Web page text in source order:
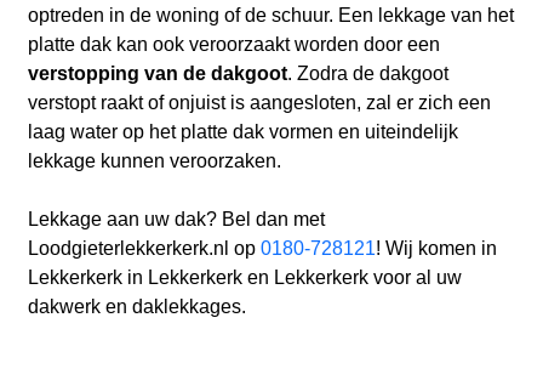
optreden in de woning of de schuur. Een lekkage van het
platte dak kan ook veroorzaakt worden door een
verstopping van de dakgoot. Zodra de dakgoot
verstopt raakt of onjuist is aangesloten, zal er zich een
laag water op het platte dak vormen en uiteindelijk
lekkage kunnen veroorzaken.
Lekkage aan uw dak? Bel dan met
Loodgieterlekkerkerk.nl op 0180-728121! Wij komen in
Lekkerkerk in Lekkerkerk en Lekkerkerk voor al uw
dakwerk en daklekkages.